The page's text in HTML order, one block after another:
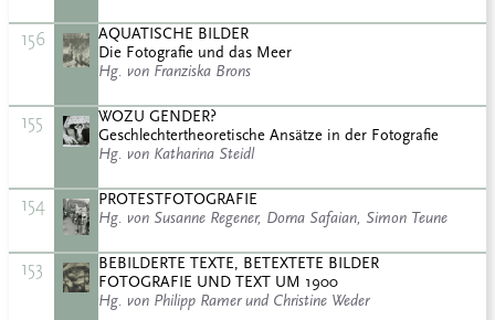
156
AQUATISCHE BILDER
Die Fotografie und das Meer
Hg. von Franziska Brons
155
WOZU GENDER?
Geschlechtertheoretische Ansätze in der Fotografie
Hg. von Katharina Steidl
154
PROTESTFOTOGRAFIE
Hg. von Susanne Regener, Dorna Safaian, Simon Teune
153
BEBILDERTE TEXTE, BETEXTETE BILDER
FOTOGRAFIE UND TEXT UM 1900
Hg. von Philipp Ramer und Christine Weder